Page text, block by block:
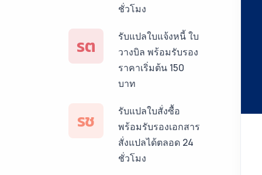
ชั่วโมง
รต
รับแปลใบแจ้งหนี้ ใบ
วางบิล พร้อมรับรอง
ราคาเริ่มต้น 150
บาท
รช
รับแปลใบสั่งซื้อ
พร้อมรับรองเอกสาร
สั่งแปลได้ตลอด 24
ชั่วโมง